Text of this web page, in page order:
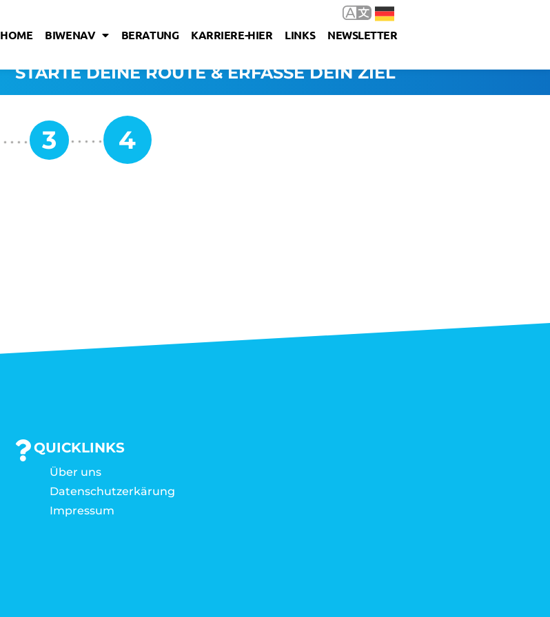
HOME BIWENAV BERATUNG KARRIERE-HIER LINKS NEWSLETTER
STARTE DEINE ROUTE & ERFASSE DEIN ZIEL
QUICKLINKS
Über uns
Datenschutzerkärung
Impressum